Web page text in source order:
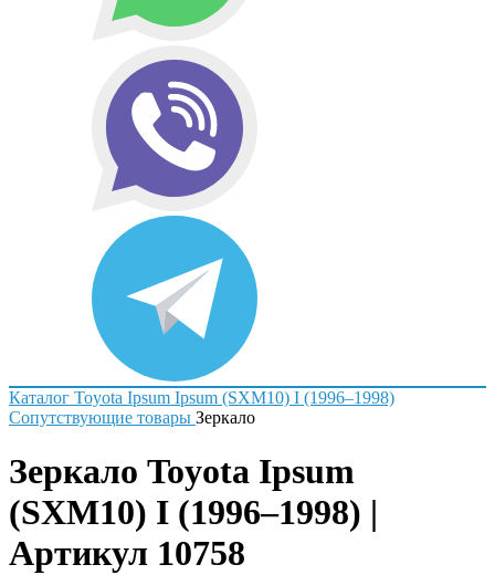
Каталог Toyota Ipsum Ipsum (SXM10) I (1996–1998)
Сопутствующие товары Зеркало
Зеркало Toyota Ipsum
(SXM10) I (1996–1998) |
Артикул 10758